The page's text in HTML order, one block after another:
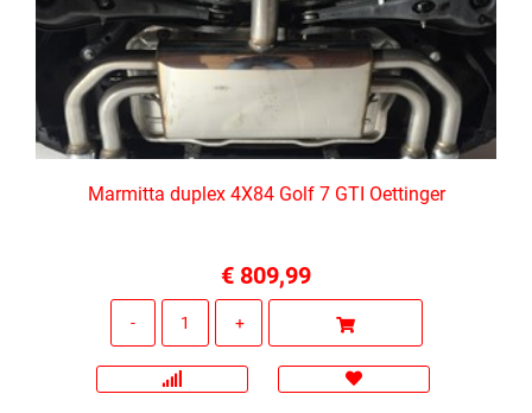
Marmitta duplex 4X84 Golf 7 GTI Oettinger
€ 809,99